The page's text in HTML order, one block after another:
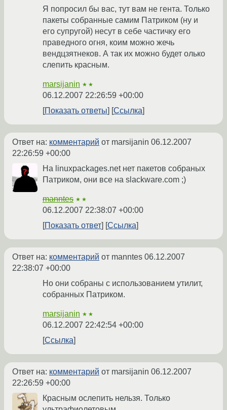
Я попросил бы вас, тут вам не гента. Только
пакеты собранные самим Патриком (ну и
его супругой) несут в себе частичку его
праведного огня, коим можно жечь
вендцзятнеков. А так их можно будет олько
слепить красным.
marsijanin ★★
06.12.2007 22:26:59 +00:00
Показать ответы
Ссылка
Ответ на: комментарий от marsijanin 06.12.2007
22:26:59 +00:00
На linuxpackages.net нет пакетов собраных
Патриком, они все на slackware.com ;)
manntes ★★
06.12.2007 22:38:07 +00:00
Показать ответ
Ссылка
Ответ на: комментарий от manntes 06.12.2007
22:38:07 +00:00
Но они собраны с использованием утилит,
собранных Патриком.
marsijanin ★★
06.12.2007 22:42:54 +00:00
Ссылка
Ответ на: комментарий от marsijanin 06.12.2007
22:26:59 +00:00
Красным ослепить нельзя. Только